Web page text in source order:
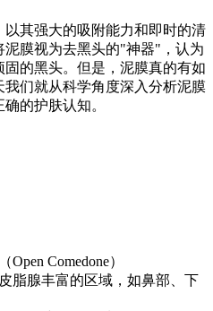
其强大的吸附能力和即时的清
膜视为去黑头的"神器"，认为
的黑头。但是，泥膜真的有如
们就从科学角度深入分析泥膜
的护肤认知。
Comedone）
脂腺丰富的区域，如鼻部、下